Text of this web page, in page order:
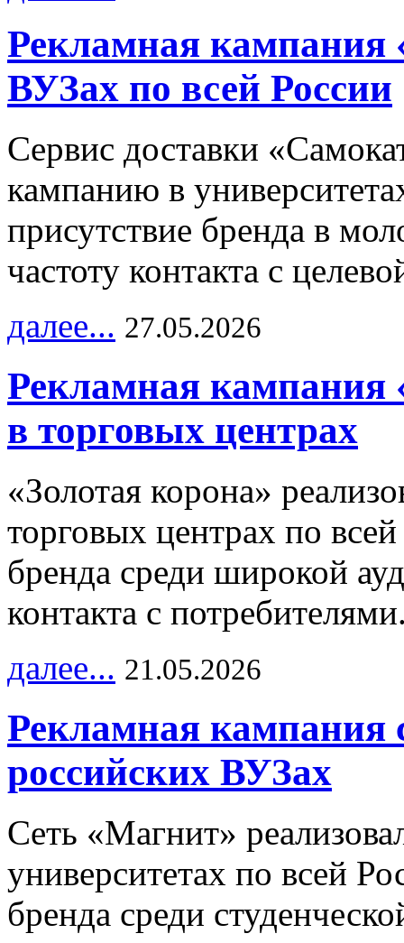
Рекламная кампания
ВУЗах по всей России
Сервис доставки
кампанию в
присутствие бренда в
частоту контакта с
далее... 27.05.2026
Рекламная кампания
в торговых центрах
«Золотая корона»
торговых центрах по
бренда среди широкой
контакта с
далее... 21.05.2026
Рекламная кампания
российских ВУЗах
Сеть «Магнит»
университетах по всей
бренда среди